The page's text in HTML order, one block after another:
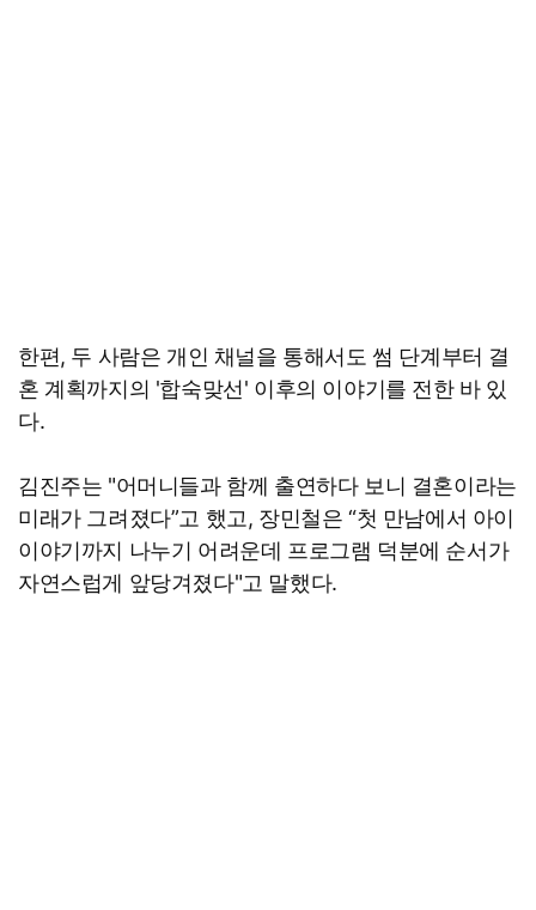
한편, 두 사람은 개인 채널을 통해서도 썸 단계부터 결
혼 계획까지의 '합숙맞선' 이후의 이야기를 전한 바 있
다.
김진주는 "어머니들과 함께 출연하다 보니 결혼이라는
미래가 그려졌다”고 했고, 장민철은 “첫 만남에서 아이
이야기까지 나누기 어려운데 프로그램 덕분에 순서가
자연스럽게 앞당겨졌다"고 말했다.